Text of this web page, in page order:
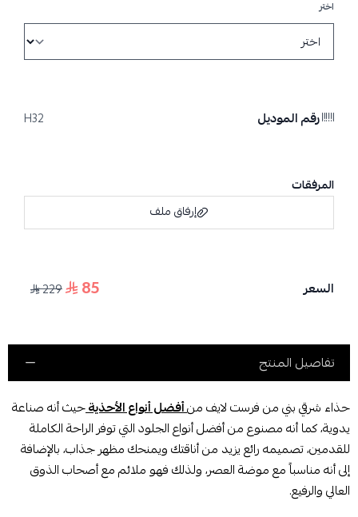
اختر
رقم الموديل H32
المرفقات
إرفاق ملف
السعر 85
229
تفاصيل المنتج
حذاء شرقي بني من فرست لايف منأفضل أنواع الأحذيةحيث أنه صناعة
يدوية، كما أنه مصنوع من أفضل أنواع الجلود التي توفر الراحة الكاملة
للقدمين، تصميمه رائع يزيد من أناقتك ويمنحك مظهر جذاب، بالإضافة
إلى أنه مناسباً مع موضة العصر، ولذلك فهو ملائم مع أصحاب الذوق
العالي والرفيع.